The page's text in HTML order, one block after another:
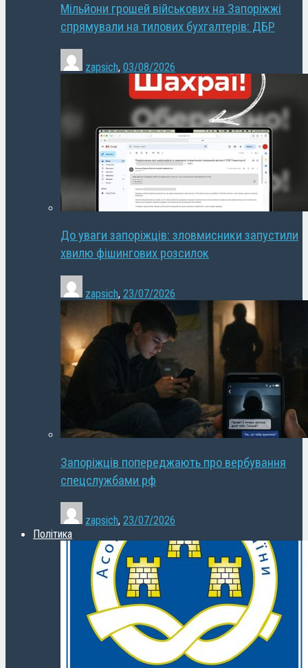
Мільйони грошей військових на Запоріжжі
спрямували на тилових бухгалтерів: ДБР
zapsich, 03/08/2026
До уваги запоріжців: зловмисники запустили
хвилю фішингових розсилок
zapsich, 23/07/2026
Запоріжців попереджають про вербування
спецслужбами рф
zapsich, 23/07/2026
Політика